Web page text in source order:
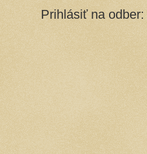
Prihlásiť na odber: